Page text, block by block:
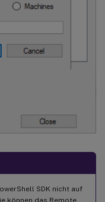
SDK nicht auf